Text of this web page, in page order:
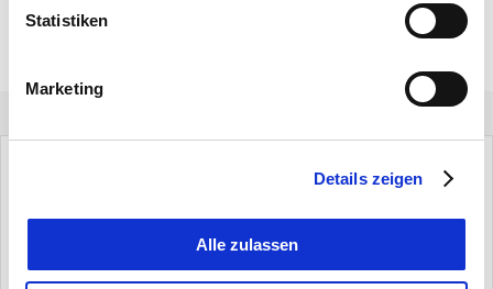
Statistiken
Marketing
Details zeigen
Alle zulassen